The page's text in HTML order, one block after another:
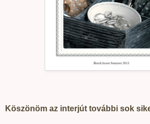
Köszönöm az interjút további sok